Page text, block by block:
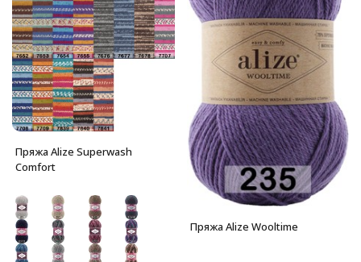
Пряжа Alize Superwash
Comfort
Пряжа Alize Wooltime